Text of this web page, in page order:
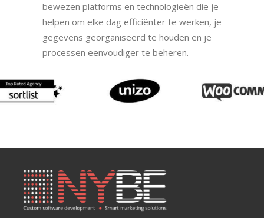
bewezen platforms en technologieën die je
helpen om elke dag efficiënter te werken, je
gegevens georganiseerd te houden en je
processen eenvoudiger te beheren.